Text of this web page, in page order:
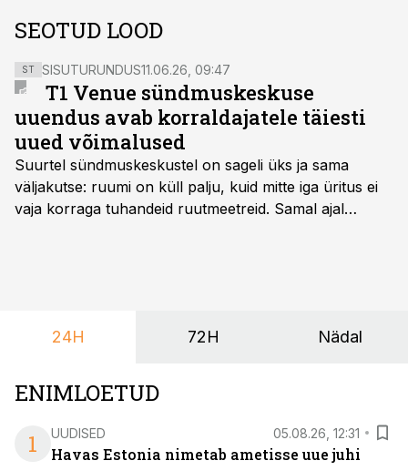
SEOTUD LOOD
ST SISUTURUNDUS11.06.26, 09:47
T1 Venue sündmuskeskuse
uuendus avab korraldajatele täiesti
uued võimalused
Suurtel sündmuskeskustel on sageli üks ja sama
väljakutse: ruumi on küll palju, kuid mitte iga üritus ei
vaja korraga tuhandeid ruutmeetreid. Samal ajal
nendele vajadustele vastanud uuendusega, mis pakub
24H 72H Nädal
ENIMLOETUD
1
UUDISED 05.08.26, 12:31
Havas Estonia nimetab ametisse uue juhi